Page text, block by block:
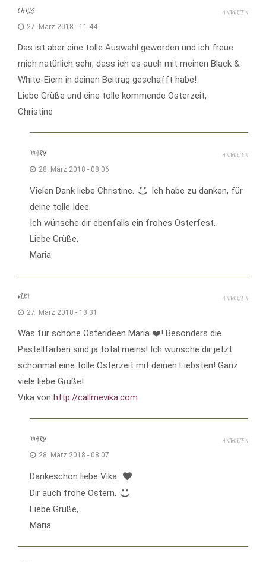
CHRIS
27. März 2018 - 11:44
Das ist aber eine tolle Auswahl geworden und ich freue
mich natürlich sehr, dass ich es auch mit meinen Black &
White-Eiern in deinen Beitrag geschafft habe!
Liebe Grüße und eine tolle kommende Osterzeit,
Christine
ANTWORTEN
MARY
28. März 2018 - 08:06
Vielen Dank liebe Christine.
Ich habe zu danken, für
deine tolle Idee.
Ich wünsche dir ebenfalls ein frohes Osterfest.
Liebe Grüße,
Maria
ANTWORTEN
VIKA
27. März 2018 - 13:31
Was für schöne Osterideen Maria ❤️! Besonders die
Pastellfarben sind ja total meins! Ich wünsche dir jetzt
schonmal eine tolle Osterzeit mit deinen Liebsten! Ganz
viele liebe Grüße!
Vika von http://callmevika.com
ANTWORTEN
MARY
28. März 2018 - 08:07
Dankeschön liebe Vika.
Dir auch frohe Ostern.
Liebe Grüße,
Maria
ANTWORTEN